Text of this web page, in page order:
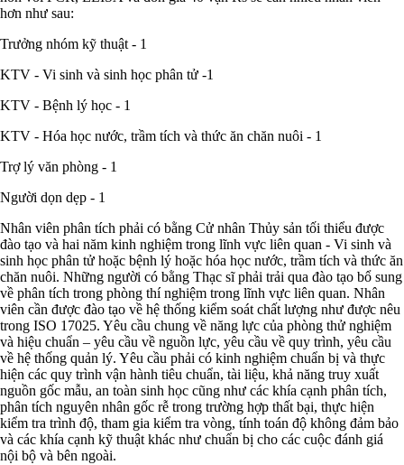
hơn như sau:
Trưởng nhóm kỹ thuật - 1
KTV - Vi sinh và sinh học phân tử -1
KTV - Bệnh lý học - 1
KTV - Hóa học nước, trầm tích và thức ăn chăn nuôi - 1
Trợ lý văn phòng - 1
Người dọn dẹp - 1
Nhân viên phân tích phải có bằng Cử nhân Thủy sản tối thiểu được
đào tạo và hai năm kinh nghiệm trong lĩnh vực liên quan - Vi sinh và
sinh học phân tử hoặc bệnh lý hoặc hóa học nước, trầm tích và thức ăn
chăn nuôi. Những người có bằng Thạc sĩ phải trải qua đào tạo bổ sung
về phân tích trong phòng thí nghiệm trong lĩnh vực liên quan. Nhân
viên cần được đào tạo về hệ thống kiểm soát chất lượng như được nêu
trong ISO 17025. Yêu cầu chung về năng lực của phòng thử nghiệm
và hiệu chuẩn – yêu cầu về nguồn lực, yêu cầu về quy trình, yêu cầu
về hệ thống quản lý. Yêu cầu phải có kinh nghiệm chuẩn bị và thực
hiện các quy trình vận hành tiêu chuẩn, tài liệu, khả năng truy xuất
nguồn gốc mẫu, an toàn sinh học cũng như các khía cạnh phân tích,
phân tích nguyên nhân gốc rễ trong trường hợp thất bại, thực hiện
kiểm tra trình độ, tham gia kiểm tra vòng, tính toán độ không đảm bảo
và các khía cạnh kỹ thuật khác như chuẩn bị cho các cuộc đánh giá
nội bộ và bên ngoài.